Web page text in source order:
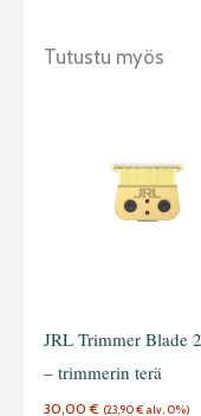
Tutustu myös
JRL Trimmer Blade
– trimmerin terä
30,00€ (23,90€ alv. 0%)